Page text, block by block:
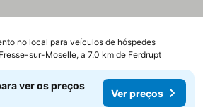
no local para veículos de hóspedes
Fresse-sur-Moselle, a 7.0 km de Ferdrupt
ver os preços
Ver preços